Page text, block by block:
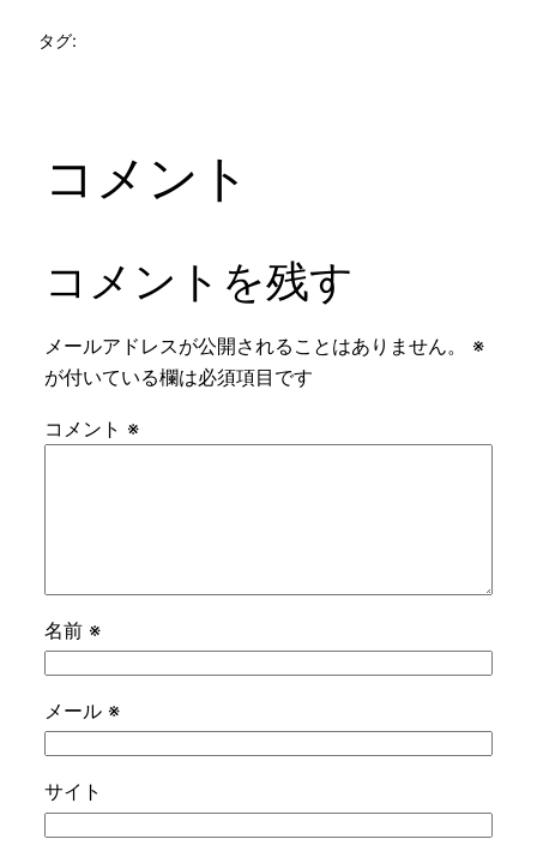
タグ:
コメント
コメントを残す
メールアドレスが公開されることはありません。
※
が付いている欄は必須項目です
コメント ※
名前 ※
メール ※
サイト